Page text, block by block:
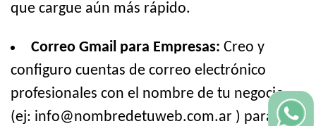
que cargue aún más rápido.
Correo Gmail para Empresas: Creo y
configuro cuentas de correo electrónico
profesionales con el nombre de tu negocio
(ej: info@nombredetuweb.com.ar ) para que